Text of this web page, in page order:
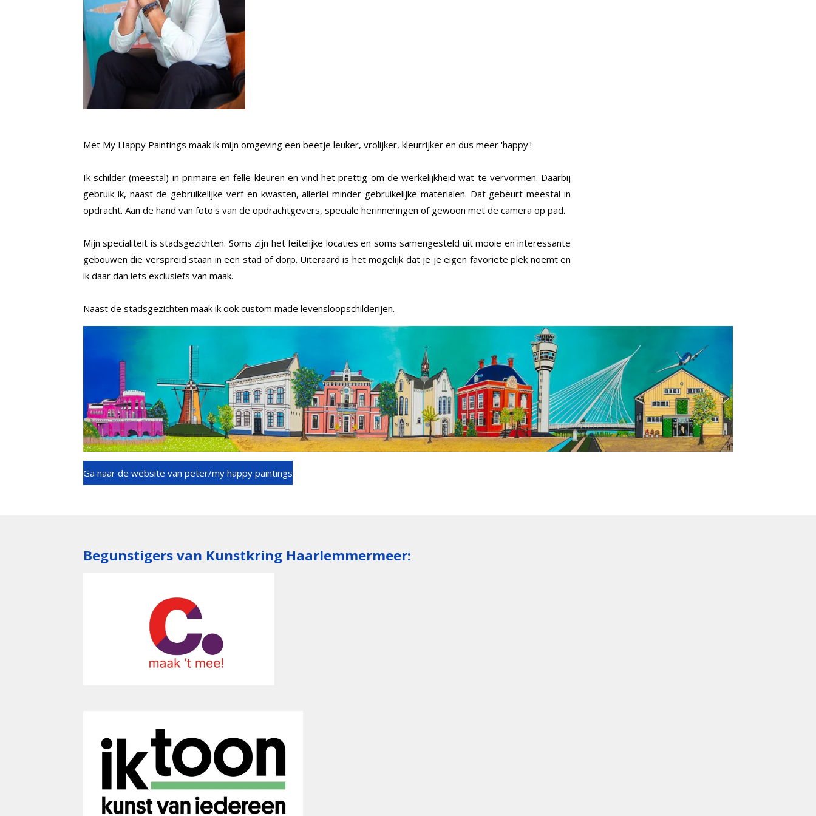
Met My Happy Paintings maak ik mijn omgeving een beetje leuker, vrolijker, kleurrijker en dus meer 'happy'!
Ik schilder (meestal) in primaire en felle kleuren en vind het prettig om de werkelijkheid wat te vervormen. Daarbij
gebruik ik, naast de gebruikelijke verf en kwasten, allerlei minder gebruikelijke materialen. Dat gebeurt meestal in
opdracht. Aan de hand van foto's van de opdrachtgevers, speciale herinneringen of gewoon met de camera op pad.
Mijn specialiteit is stadsgezichten. Soms zijn het feitelijke locaties en soms samengesteld uit mooie en interessante
gebouwen die verspreid staan in een stad of dorp. Uiteraard is het mogelijk dat je je eigen favoriete plek noemt en
ik daar dan iets exclusiefs van maak.
Naast de stadsgezichten maak ik ook custom made levensloopschilderijen.
Ga naar de website van peter/my happy paintings
Begunstigers van Kunstkring Haarlemmermeer: